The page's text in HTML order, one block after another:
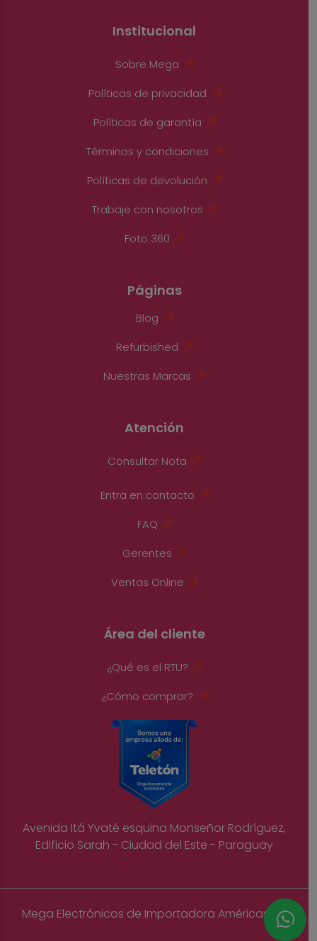
Institucional
Sobre Mega
Políticas de privacidad
Políticas de garantía
Términos y condiciones
Políticas de devolución
Trabaje con nosotros
Foto 360
Páginas
Blog
Refurbished
Nuestras Marcas
Atención
Consultar Nota
Entra en contacto
FAQ
Gerentes
Ventas Online
Área del cliente
¿Qué es el RTU?
¿Cómo comprar?
Avenida Itá Yvaté esquina Monseñor Rodríguez,
Edificio Sarah - Ciudad del Este - Paraguay
Mega Electrónicos de Importadora Américas S.A